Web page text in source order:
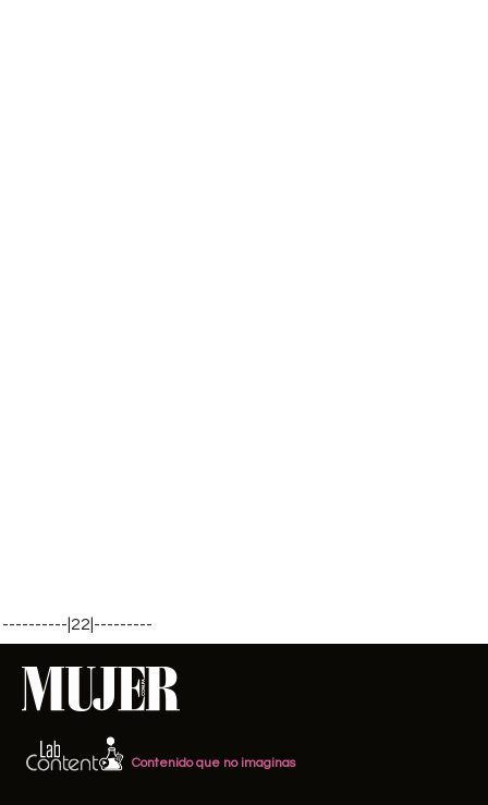
----------|22|---------
Contenido que no imaginas